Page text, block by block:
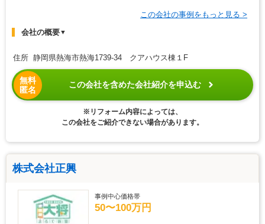
この会社の事例をもっと見る >
会社の概要▼
住所 静岡県熱海市熱海1739-34 クアハウス棟１F
無料
匿名
この会社を含めた会社紹介を申込む
※リフォーム内容によっては、
この会社をご紹介できない場合があります。
株式会社正興
事例中心価格帯
50〜100万円